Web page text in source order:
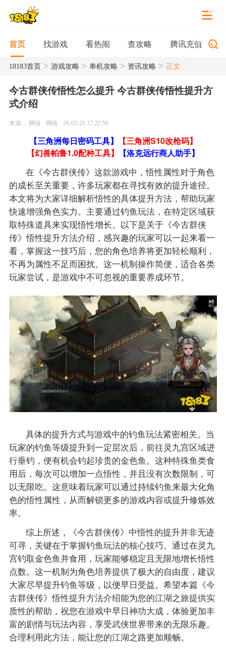
首页 找游戏 看热闹 查攻略 腾讯充值
18183首页> 游戏攻略 > 单机攻略 > 资讯攻略 > 正文
今古群侠传悟性怎么提升 今古群侠传悟性提升方
式介绍
来源： 网络 网络 26-05-20 17:22:59
【三角洲每日密码工具】
【三角洲S10改枪码】
【幻兽帕鲁1.0配种工具】
【洛克远行商人助手】
在《今古群侠传》这款游戏中，悟性属性对于角色
的成长至关重要，许多玩家都在寻找有效的提升途径。
本文将为大家详细解析悟性的具体提升方法，帮助玩家
快速增强角色实力。主要通过钓鱼玩法，在特定区域获
取特殊道具来实现悟性增长。以下是关于《今古群侠
传》悟性提升方法介绍，感兴趣的玩家可以一起来看一
看，掌握这一技巧后，您的角色培养将更加轻松顺利，
不再为属性不足而困扰。这一机制操作简便，适合各类
玩家尝试，是游戏中不可忽视的重要养成环节。
具体的提升方式与游戏中的钓鱼玩法紧密相关。当
玩家的钓鱼等级提升到一定层次后，前往灵九宫区域进
行垂钓，便有机会钓起珍贵的金色鱼。这种特殊鱼类食
用后，每次可以增加一点悟性，并且没有次数限制，可
以无限吃。这意味着玩家可以通过持续钓鱼来最大化角
色的悟性属性，从而解锁更多的游戏内容或提升修炼效
率。
综上所述，《今古群侠传》中悟性的提升并非无迹
可寻，关键在于掌握钓鱼玩法的核心技巧。通过在灵九
宫钓取金色鱼并食用，玩家能够稳定且无限地增长悟性
点数。这一机制为角色培养提供了极大的自由度，建议
大家尽早提升钓鱼等级，以便早日受益。希望本篇《今
古群侠传》悟性提升方法介绍能为您的江湖之旅提供实
质性的帮助，祝您在游戏中早日神功大成，体验更加丰
富的剧情与玩法内容，享受武侠世界带来的无限乐趣。
合理利用此方法，能让您的江湖之路更加顺畅。